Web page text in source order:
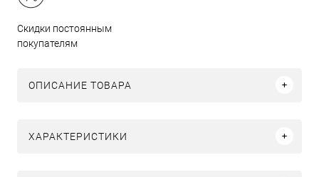
Скидки постоянным
покупателям
ОПИСАНИЕ ТОВАРА
ХАРАКТЕРИСТИКИ